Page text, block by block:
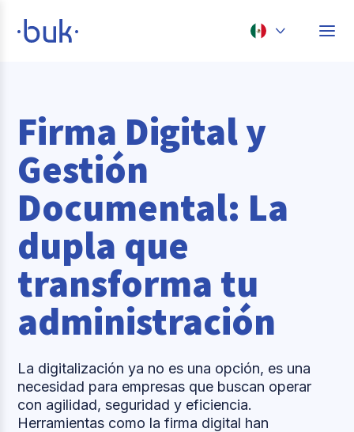
Perú
Brasil
Firma Digital y
Gestión
Documental: La
dupla que
transforma tu
administración
La digitalización ya no es una opción, es una
necesidad para empresas que buscan operar
con agilidad, seguridad y eficiencia.
Herramientas como la firma digital han